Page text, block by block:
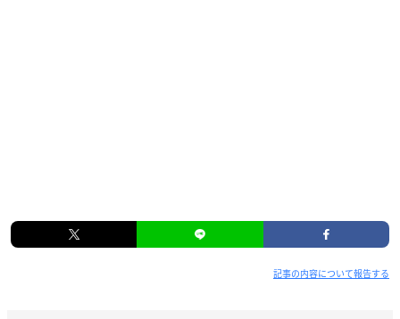
トリスタン：内山昂輝
アグラヴェイン：安元洋貴
記事の内容について報告する